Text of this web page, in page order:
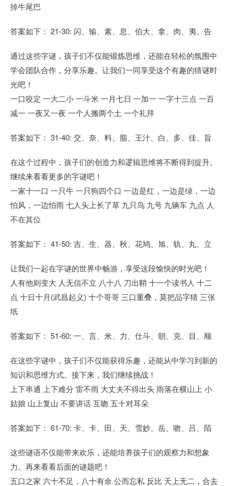
掉牛尾巴
答案如下： 21-30: 闪、输、素、息、伯大、拿、肉、夷、告
通过这些字谜，孩子们不仅能锻炼思维，还能在轻松的氛围中
学会团队合作，分享乐趣。让我们一同享受这个有趣的猜谜时
光吧！
一口咬定 一大二小 一斗米 一月七日 一加一 一字十三点 一百
减一 一夜又一夜 一个人搬两个土 一个礼拜
答案如下： 31-40: 交、奈、料、脂、王汁、白、多、佳、旨
在这个过程中，孩子们的创造力和逻辑思维将不断得到提升。
继续来看看更多的字谜吧！
一家十一口 一只牛 一只狗四个口 一边是红，一边是绿，一边
怕风，一边怕雨 七人头上长了草 九只鸟 九号 九辆车 九点 人
不在其位
答案如下： 41-50: 吉、生、器、秋、花鸠、旭、轨、丸、立
让我们一起在字谜的世界中畅游，享受这段愉快的时光吧！
人有他则变大 人无信不立 八十八 刀出鞘 十一个读书人 十二
点 十日十月(武昌起义) 十个哥哥 三口重叠，莫把品字猜 三张
纸
答案如下： 51-60: 一、言、米、力、仕斗、朝、克、目、顺
在这些字谜中，孩子们不仅能获得乐趣，还能从中学习到新的
知识和思维方式。接下来，我们继续挑战！
上下串通 上下难分 雷不雨 大丈夫不得出头 雨落在横山上 小
姑娘 山上复山 不要讲话 互吻 五十对耳朵
答案如下： 61-70: 卡、卡、田、天、雪妙、岳、吻、吕、陌
这些谜语不仅能带来欢乐，还能培养孩子们的观察力和想象
力。再来看看后面的谜题吧！
五口之家 六十不足，八十有余 公而忘私 反比 天上无二，合去